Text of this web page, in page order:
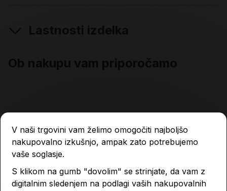
Lastnosti izdelka
Ob nakupu vam priporočamo
V naši trgovini vam želimo omogočiti najboljšo
nakupovalno izkušnjo, ampak zato potrebujemo
vaše soglasje.
S klikom na gumb "dovolim" se strinjate, da vam z
digitalnim sledenjem na podlagi vaših nakupovalnih